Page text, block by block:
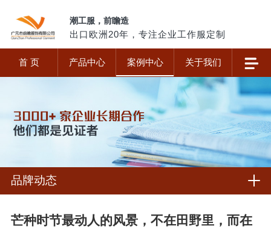
潮工服，前瞻造
出口欧洲20年，专注企业工作服定制
首 页 产品中心 案例中心 关于我们
品牌动态
芒种时节最动人的风景，不在田野里，而在